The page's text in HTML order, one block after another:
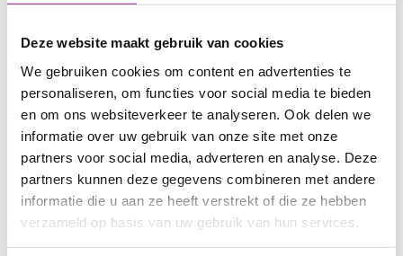
Deze website maakt gebruik van cookies
We gebruiken cookies om content en advertenties te
personaliseren, om functies voor social media te bieden
en om ons websiteverkeer te analyseren. Ook delen we
informatie over uw gebruik van onze site met onze
partners voor social media, adverteren en analyse. Deze
partners kunnen deze gegevens combineren met andere
informatie die u aan ze heeft verstrekt of die ze hebben
verzameld op basis van uw gebruik van hun services.
Inloopspreekuur voor VvE’s over
verduurzaming
2 februari 2026
Donderdag 26 februari organiseert de gemeente
Nieuwegein samen met DVvE een
inloopspreekuur voor VvE's die aan…
Lees meerover Inloopspreekuur voor VvE’s over